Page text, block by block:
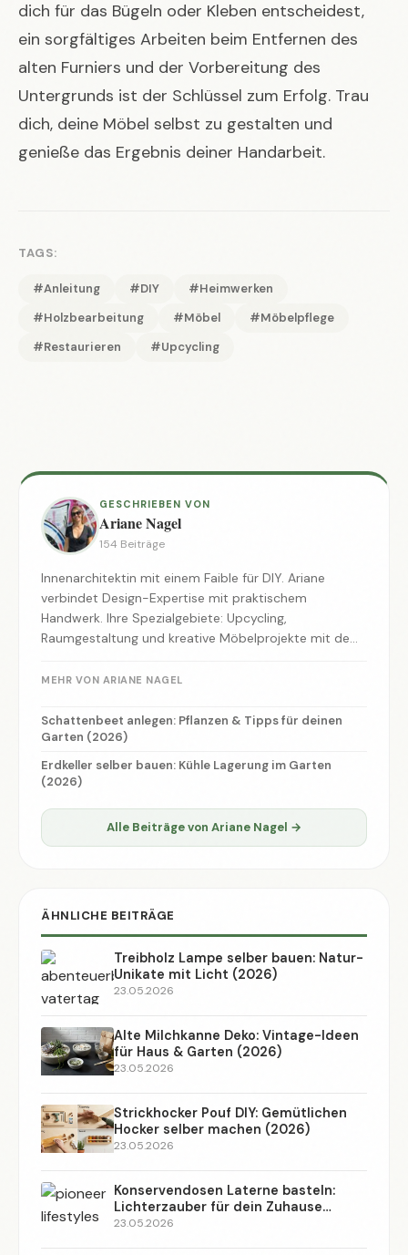
dich für das Bügeln oder Kleben entscheidest,
ein sorgfältiges Arbeiten beim Entfernen des
alten Furniers und der Vorbereitung des
Untergrunds ist der Schlüssel zum Erfolg. Trau
dich, deine Möbel selbst zu gestalten und
genieße das Ergebnis deiner Handarbeit.
TAGS:
#Anleitung #DIY
#Heimwerken
#Holzbearbeitung
#Möbel
#Möbelpflege
#Restaurieren
#Upcycling
GESCHRIEBEN VON
Ariane Nagel
154 Beiträge
Innenarchitektin mit einem Faible für DIY. Ariane
verbindet Design-Expertise mit praktischem
Handwerk. Ihre Spezialgebiete: Upcycling,
Raumgestaltung und kreative Möbelprojekte mit dem
MEHR VON ARIANE NAGEL
Schattenbeet anlegen: Pflanzen & Tipps für deinen
Garten (2026)
Erdkeller selber bauen: Kühle Lagerung im Garten
(2026)
Alle Beiträge von Ariane Nagel →
ÄHNLICHE BEITRÄGE
Treibholz Lampe selber bauen: Natur-
Unikate mit Licht (2026)
23.05.2026
Alte Milchkanne Deko: Vintage-Ideen
für Haus & Garten (2026)
23.05.2026
Strickhocker Pouf DIY: Gemütlichen
Hocker selber machen (2026)
23.05.2026
Konservendosen Laterne basteln:
Lichterzauber für dein Zuhause
(2026)
23.05.2026